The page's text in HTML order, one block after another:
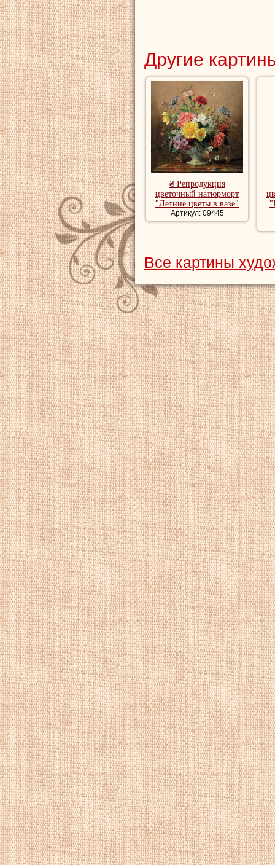
Другие
₴ Репродукция
цветочный натюрморт
"Летние цветы в вазе"
Артикул: 09445
Все картины